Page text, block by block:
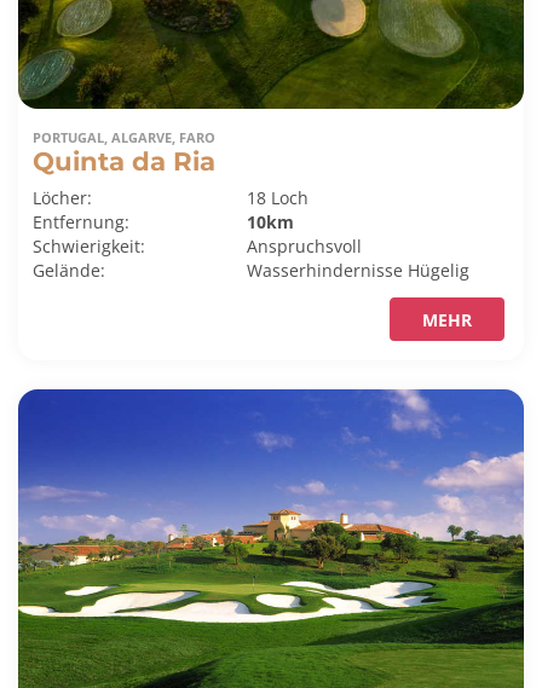
PORTUGAL, ALGARVE, FARO
Quinta da Ria
Löcher:
18 Loch
Entfernung:
10km
Schwierigkeit:
Anspruchsvoll
Gelände:
Wasserhindernisse Hügelig
MEHR